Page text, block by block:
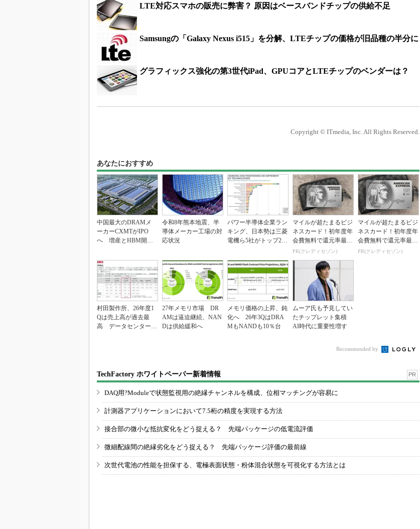
LTE対応スマホの販売に弊害？ 原因はベースバンドチップの供給不足
Samsungの「Galaxy Nexus i515」を分解、LTEチップの価格が旧品種の半分に
グラフィックス強化の第3世代iPad、GPUコアとLTEチップのベンダーは？
Copyright © ITmedia, Inc. All Rights Reserved.
あなたにおすすめ
中国最大のDRAMメ
ーカーCXMTがIPO
へ 増産とHBM開発
令和8年熊本地震、半
導体メーカー工場の対
応状況
パワー半導体企業ラン
キング、日本勢は三菱
電機ら5社がトップ20
マイルが超たまるビジ
ネスカード！初年度年
会費無料で還元率最大
1.125%
PR(クレディセゾン)
マイルが超たまるビジ
ネスカード！初年度年
会費無料で還元率最大
1.125%
PR(クレディセゾン)
村田製作所、26年度1
Qは売上高が過去最
高 データセンター関
27年メモリ市場 DR
AMは逼迫継続、NAN
Dは供給緩和へ
メモリ価格の上昇、鈍
化へ 26年3QはDRA
MもNANDも10％台
ムーア氏も予見してい
たチップレット集積
AI時代に重要性増す
Recommended by
TechFactory ホワイトペーパー新着情報 PR
DAQ用?Moduleで状態監視用の絶縁チャンネルを構成、位相マッチングが容易に
計測器アプリケーションにおいて7.5桁の精度を実現する方法
接合部の微小な抵抗変化をどう捉える？ 先端パッケージの低電流評価
微細配線間の絶縁劣化をどう捉える？ 先端パッケージ評価の最前線
次世代電池の性能を担保する、電極表面状態・粉体混合状態を可視化する方法とは